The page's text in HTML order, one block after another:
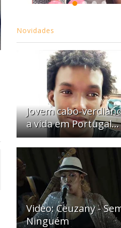
Novidades
Jovem cabo-
a vida em Portugal...
Video: Ceuzany -
Ninguém